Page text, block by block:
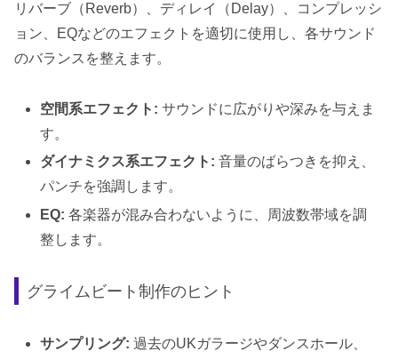
リバーブ（Reverb）、ディレイ（Delay）、コンプレッシ
ョン、EQなどのエフェクトを適切に使用し、各サウンド
のバランスを整えます。
空間系エフェクト: サウンドに広がりや深みを与えま
す。
ダイナミクス系エフェクト: 音量のばらつきを抑え、
パンチを強調します。
EQ: 各楽器が混み合わないように、周波数帯域を調
整します。
グライムビート制作のヒント
サンプリング: 過去のUKガラージやダンスホール、